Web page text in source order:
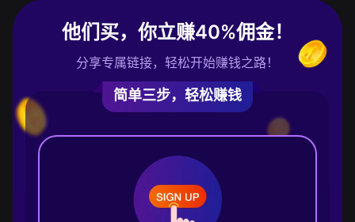
他们买，你立赚40%佣金！
分享专属链接，轻松开始赚钱之路！
简单三步，轻松赚钱